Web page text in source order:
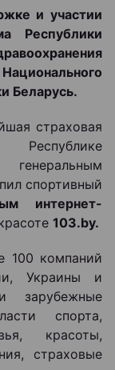
и участии
Республики
Беларусь.
страховая
генеральным
спортивный
интернет-
103.by.
100 компаний
Украины и
зарубежные
спорта,
красоты,
страховые